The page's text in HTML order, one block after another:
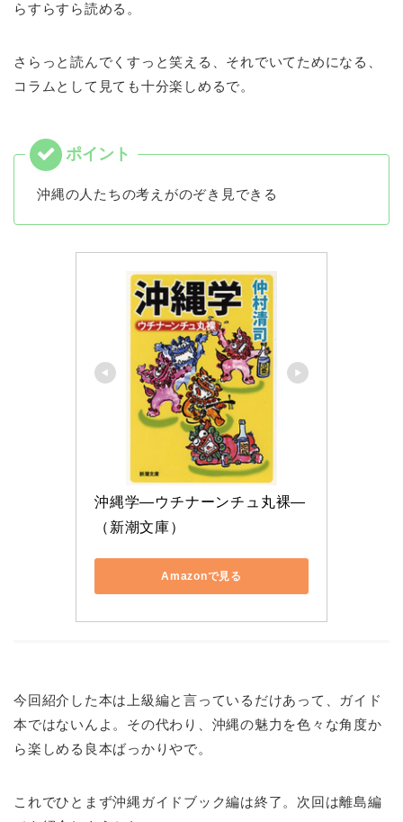
らすらすら読める。
さらっと読んでくすっと笑える、それでいてためになる、
コラムとして見ても十分楽しめるで。
沖縄の人たちの考えがのぞき見できる
沖縄学―ウチナーンチュ丸裸―
（新潮文庫）
Amazonで見る
今回紹介した本は上級編と言っているだけあって、ガイド
本ではないんよ。その代わり、沖縄の魅力を色々な角度か
ら楽しめる良本ばっかりやで。
これでひとまず沖縄ガイドブック編は終了。次回は離島編